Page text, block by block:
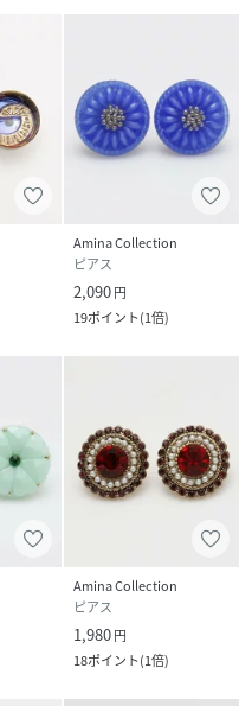
Amina Collection
ピアス
2,090円
19ポイント(1倍)
Amina Collection
ピアス
1,980円
18ポイント(1倍)